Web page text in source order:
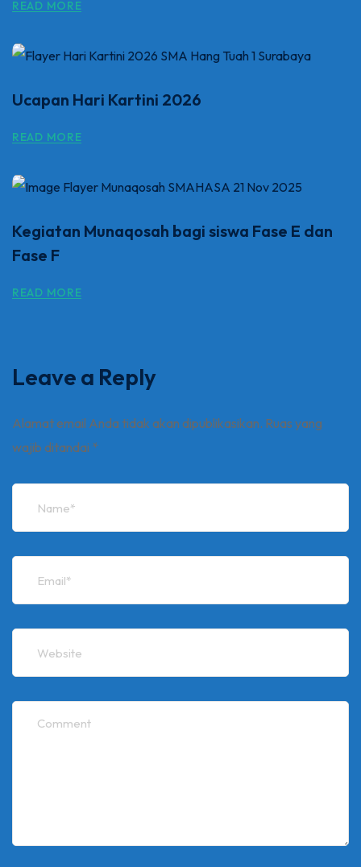
READ MORE
Ucapan Hari Kartini 2026
READ MORE
Kegiatan Munaqosah bagi siswa Fase E dan
Fase F
READ MORE
Leave a Reply
Alamat email Anda tidak akan dipublikasikan. Ruas yang
wajib ditandai *